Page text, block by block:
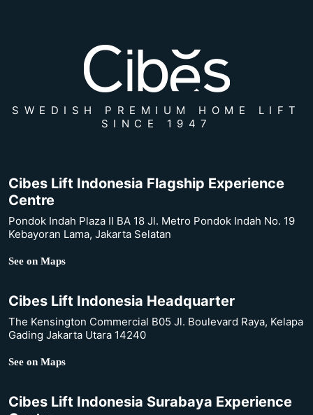
SWEDISH PREMIUM HOME LIFT
SINCE 1947
Cibes Lift Indonesia Flagship Experience
Centre
Pondok Indah Plaza II BA 18 Jl. Metro Pondok Indah No. 19
Kebayoran Lama, Jakarta Selatan
See on Maps
Cibes Lift Indonesia Headquarter
The Kensington Commercial B05 Jl. Boulevard Raya, Kelapa
Gading Jakarta Utara 14240
See on Maps
Cibes Lift Indonesia Surabaya Experience